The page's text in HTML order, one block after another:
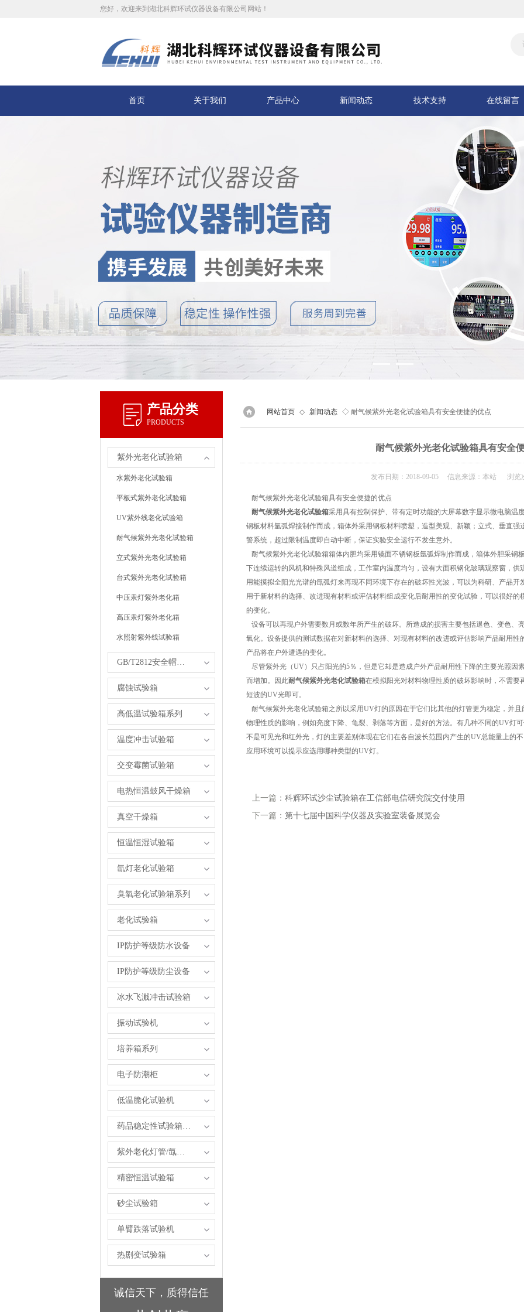
您好，欢迎来到湖北科辉环试仪器设备有限公司网站！
首页 关于我们 产品中心 新闻动态 技术支持 在线留言
产品分类
PRODUCTS
紫外光老化试验箱
水紫外老化试验箱
平板式紫外老化试验箱
UV紫外线老化试验箱
耐气候紫外光老化试验箱
立式紫外光老化试验箱
台式紫外光老化试验箱
中压汞灯紫外老化箱
高压汞灯紫外老化箱
水照射紫外线试验箱
GB/T2812安全帽试验箱
腐蚀试验箱
高低温试验箱系列
温度冲击试验箱
交变霉菌试验箱
电热恒温鼓风干燥箱
真空干燥箱
恒温恒湿试验箱
氙灯老化试验箱
臭氧老化试验箱系列
老化试验箱
IP防护等级防水设备
IP防护等级防尘设备
冰水飞溅冲击试验箱
振动试验机
培养箱系列
电子防潮柜
低温脆化试验机
药品稳定性试验箱系列
紫外老化灯管/氙弧灯管
精密恒温试验箱
砂尘试验箱
单臂跌落试验机
热剧变试验箱
诚信天下，质得信任
网站首页 ◇ 新闻动态 ◇ 耐气候紫外光老化试验箱具有安全便捷的优点
耐气候紫外光老化试验箱具有安全
发布日期：2018-09-05 信息来源：本站 浏览
耐气候紫外光老化试验箱具有安全便捷的优点
耐气候紫外光老化试验箱采用具有控制保护、带有定时功能的大屏幕数字显示微电脑温
钢板材料氩弧焊接制作而成，箱体外采用钢板材料喷塑，造型美观、新颖；立式、垂直
警系统，超过限制温度即自动中断，保证实验安全运行不发生意外。
耐气候紫外光老化试验箱箱体内胆均采用镜面不锈钢板氩弧焊制作而成，箱体外胆采钢
下连续运转的风机和特殊风道组成，工作室内温度均匀，设有大面积钢化玻璃观察窗，
用能摸拟全阳光光谱的氙弧灯来再现不同环境下存在的破坏性光波，可以为科研、产品
用于新材料的选择、改进现有材料或评估材料组成变化后耐用性的变化试验，可以很好
的变化。
设备可以再现户外需要数月或数年所产生的破坏。所造成的损害主要包括退色、变色、
氧化。设备提供的测试数据在对新材料的选择、对现有材料的改进或评估影响产品耐用
产品将在户外遭遇的变化。
尽管紫外光（UV）只占阳光的5％，但是它却是造成户外产品耐用性下降的主要光照因
而增加。因此耐气候紫外光老化试验箱在模拟阳光对材料物理性质的破坏影响时，不需
短波的UV光即可。
耐气候紫外光老化试验箱之所以采用UV灯的原因在于它们比其他的灯管更为稳定，并
物理性质的影响，例如亮度下降、龟裂、剥落等方面，是好的方法。有几种不同的UV灯
不是可见光和红外光，灯的主要差别体现在它们在各自波长范围内产生的UV总能量上的
应用环境可以提示应选用哪种类型的UV灯。
上一篇： 科辉环试沙尘试验箱在工信部电信研究院交付使用
下一篇： 第十七届中国科学仪器及实验室装备展览会